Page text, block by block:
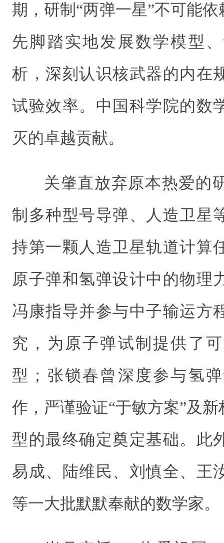
期，研制“两弹一星”不可能
先脚踏实地发展数学模型
析，深刻认识核武器的内在
试验效率。中国科学院的数
灭的卓越贡献。
关肇直放弃原本热爱的
制多种型号导弹、人造卫星
持第一颗人造卫星轨道计算
原子弹和氢弹设计中的物理
冯康指导并参与中子输运方
究，为原子弹试制提供了
型；张锁春曾深度参与氢
作，严谨验证“于敏方案”及
型的最终确定奠定基础。此
易成、陆维民、刘慎全、王
等一大批默默奉献的数学家。